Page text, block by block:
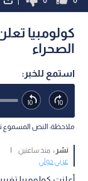
كولومبيا
الصحراء
استمع للخبر:
ملاحظة: النص المسموع
نشر : منذ ساعتين
|
عربي دولي